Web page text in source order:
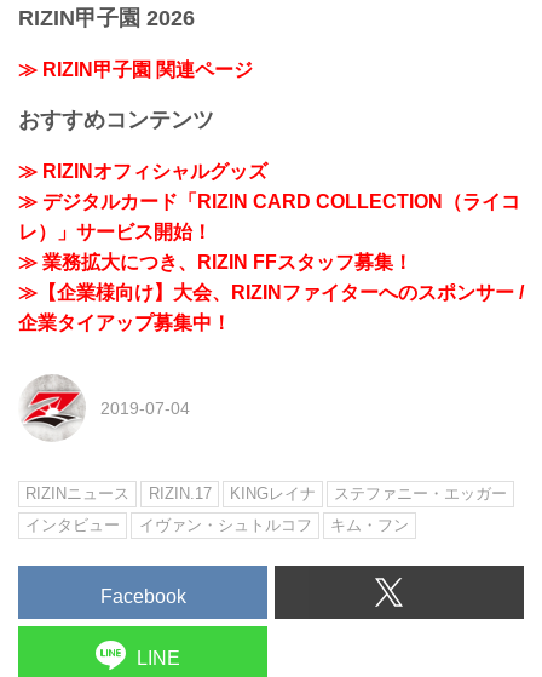
RIZIN甲子園 2026
≫ RIZIN甲子園 関連ページ
おすすめコンテンツ
≫ RIZINオフィシャルグッズ
≫ デジタルカード「RIZIN CARD COLLECTION（ライコ
レ）」サービス開始！
≫ 業務拡大につき、RIZIN FFスタッフ募集！
≫【企業様向け】大会、RIZINファイターへのスポンサー /
企業タイアップ募集中！
2019-07-04
RIZINニュース RIZIN.17 KINGレイナ
ステファニー・エッガー
インタビュー
イヴァン・シュトルコフ キム・フン
Facebook
LINE